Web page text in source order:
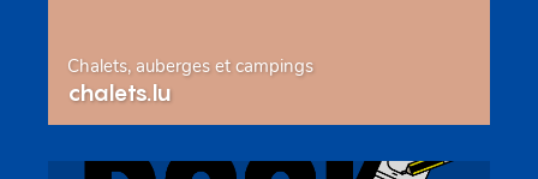
Chalets, auberges et campings
chalets.lu